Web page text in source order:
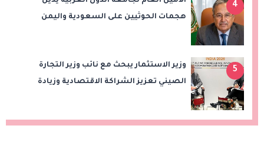
4
هجمات الحوثيين على السعودية واليمن
5
وزير الاستثمار يبحث مع نائب وزير التجارة
الصيني تعزيز الشراكة الاقتصادية وزيادة